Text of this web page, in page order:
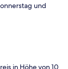
und
in Höhe von 10